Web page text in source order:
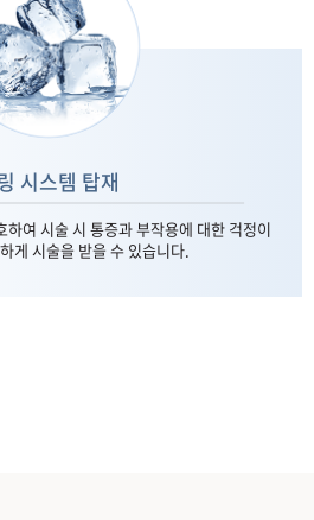
시스템 탑재
여 시술 시 통증과 부작용에 대한 걱정이
게 시술을 받을 수 있습니다.